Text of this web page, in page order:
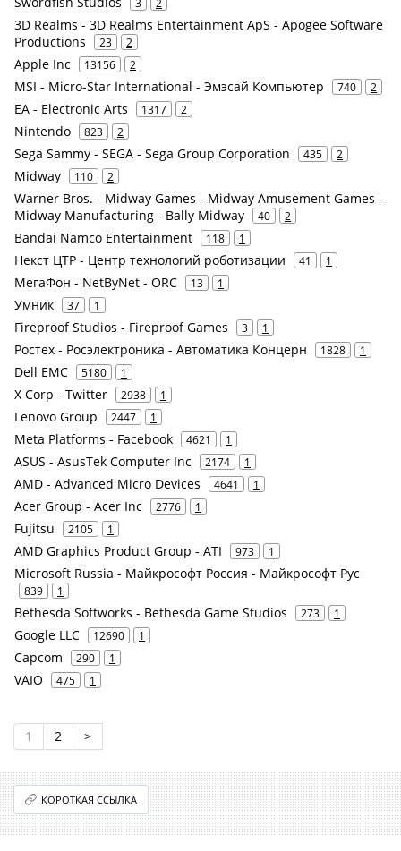
3D Realms - 3D Realms Entertainment ApS - Apogee Software
Productions
23 2
Apple Inc 13156 2
MSI - Micro-Star International - Эмэсай Компьютер 740 2
EA - Electronic Arts 1317 2
Nintendo 823 2
Sega Sammy - SEGA - Sega Group Corporation 435 2
Midway 110 2
Warner Bros. - Midway Games - Midway Amusement Games -
Midway Manufacturing - Bally Midway
40 2
Bandai Namco Entertainment 118 1
Некст ЦТР - Центр технологий роботизации 41 1
МегаФон - NetByNet - ORC 13 1
Умник 37 1
Fireproof Studios - Fireproof Games 3 1
Ростех - Росэлектроника - Автоматика Концерн 1828 1
Dell EMC 5180 1
X Corp - Twitter 2938 1
Lenovo Group 2447 1
Meta Platforms - Facebook 4621 1
ASUS - AsusTek Computer Inc 2174 1
AMD - Advanced Micro Devices 4641 1
Acer Group - Acer Inc 2776 1
Fujitsu 2105 1
AMD Graphics Product Group - ATI 973 1
Microsoft Russia - Майкрософт Россия - Майкрософт Рус
839 1
Bethesda Softworks - Bethesda Game Studios 273 1
Google LLC 12690 1
Capcom 290 1
VAIO 475 1
1 2 >
КОРОТКАЯ ССЫЛКА